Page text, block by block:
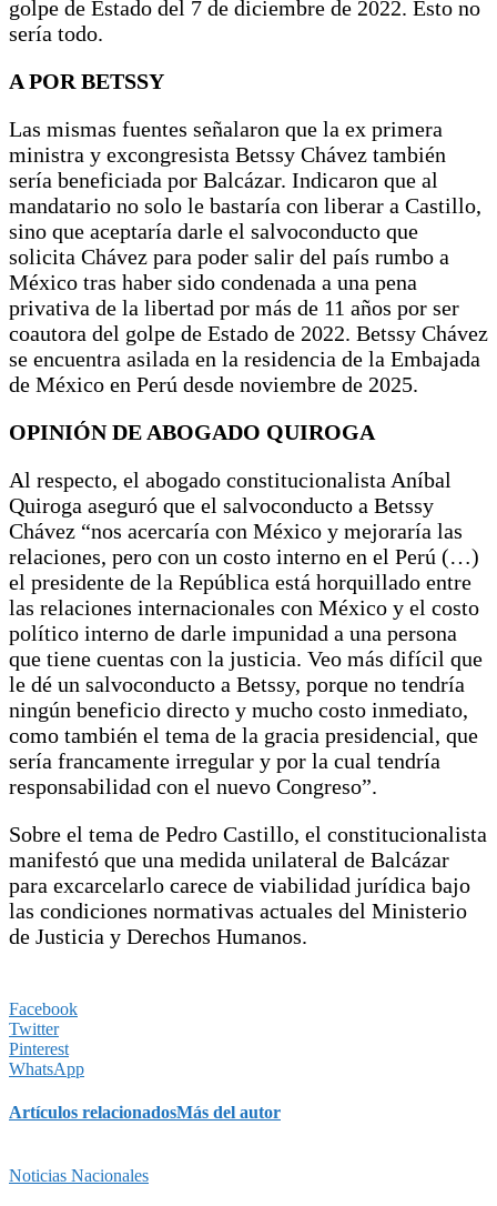
golpe de Estado del 7 de diciembre de 2022. Esto no
sería todo.
A POR BETSSY
Las mismas fuentes señalaron que la ex primera
ministra y excongresista Betssy Chávez también
sería beneficiada por Balcázar. Indicaron que al
mandatario no solo le bastaría con liberar a Castillo,
sino que aceptaría darle el salvoconducto que
solicita Chávez para poder salir del país rumbo a
México tras haber sido condenada a una pena
privativa de la libertad por más de 11 años por ser
coautora del golpe de Estado de 2022. Betssy Chávez
se encuentra asilada en la residencia de la Embajada
de México en Perú desde noviembre de 2025.
OPINIÓN DE ABOGADO QUIROGA
Al respecto, el abogado constitucionalista Aníbal
Quiroga aseguró que el salvoconducto a Betssy
Chávez “nos acercaría con México y mejoraría las
relaciones, pero con un costo interno en el Perú (…)
el presidente de la República está horquillado entre
las relaciones internacionales con México y el costo
político interno de darle impunidad a una persona
que tiene cuentas con la justicia. Veo más difícil que
le dé un salvoconducto a Betssy, porque no tendría
ningún beneficio directo y mucho costo inmediato,
como también el tema de la gracia presidencial, que
sería francamente irregular y por la cual tendría
responsabilidad con el nuevo Congreso”.
Sobre el tema de Pedro Castillo, el constitucionalista
manifestó que una medida unilateral de Balcázar
para excarcelarlo carece de viabilidad jurídica bajo
las condiciones normativas actuales del Ministerio
de Justicia y Derechos Humanos.
Facebook
Twitter
Pinterest
WhatsApp
Artículos relacionadosMás del autor
Noticias Nacionales